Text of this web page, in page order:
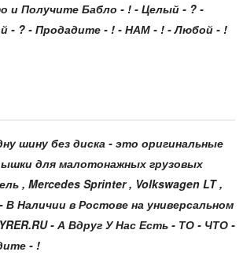
и Получите Бабло - ! - Целый - ? -
- ? - Продадите - ! - НАМ - ! - Любой - !
шину без диска - это оригинальные
для малотонажных грузовых
, Mercedes Sprinter , Volkswagen LT ,
В Наличии в Ростове на универсальном
- А Вдруг У Нас Есть - ТО - ЧТО -
- !